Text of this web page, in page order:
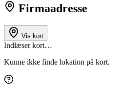
Firmaadresse
Vis kort
Indlæser kort…
Kunne ikke finde lokation på kort.